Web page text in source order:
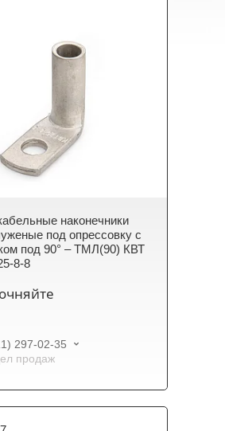
наконечники
под опрессовку с
под 90° – ТМЛ(90) КВТ
8-8
297-02-35
продаж